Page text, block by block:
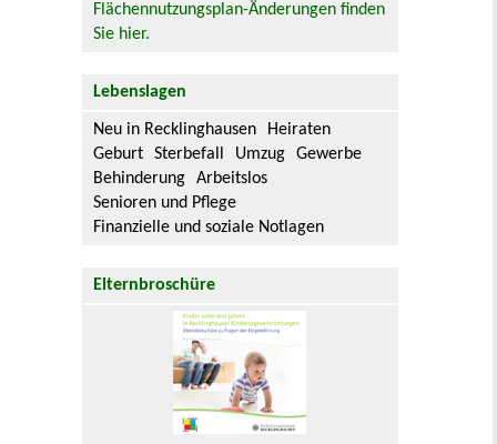
Flächennutzungsplan-Änderungen finden
Sie hier.
Lebenslagen
Neu in Recklinghausen
Heiraten
Geburt
Sterbefall Umzug
Gewerbe
Behinderung
Arbeitslos
Senioren und Pflege
Finanzielle und soziale Notlagen
Elternbroschüre